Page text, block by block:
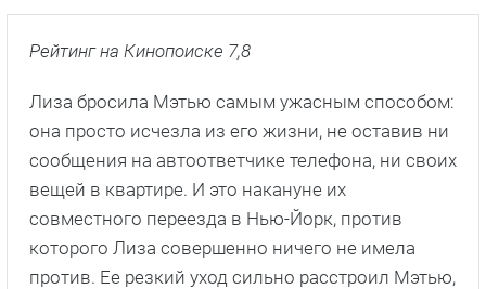
Рейтинг на Кинопоиске 7,8
Лиза бросила Мэтью самым ужасным способом:
она просто исчезла из его жизни, не оставив ни
сообщения на автоответчике телефона, ни своих
вещей в квартире. И это накануне их
совместного переезда в Нью-Йорк, против
которого Лиза совершенно ничего не имела
против. Ее резкий уход сильно расстроил Мэтью,